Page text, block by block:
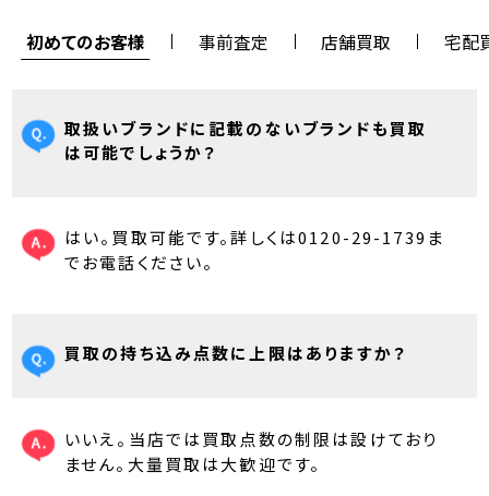
初めてのお客様 事前査定 店舗買取 宅配
取扱いブランドに記載のないブランドも買取
は可能でしょうか？
はい。買取可能です。詳しくは0120-29-1739ま
でお電話ください。
買取の持ち込み点数に上限はありますか？
いいえ。当店では買取点数の制限は設けており
ません。大量買取は大歓迎です。